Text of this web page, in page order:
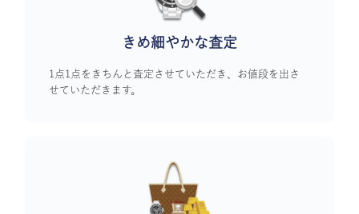
きめ細やかな査定
1点1点をきちんと査定させていただき、お値段を出さ
せていただきます。